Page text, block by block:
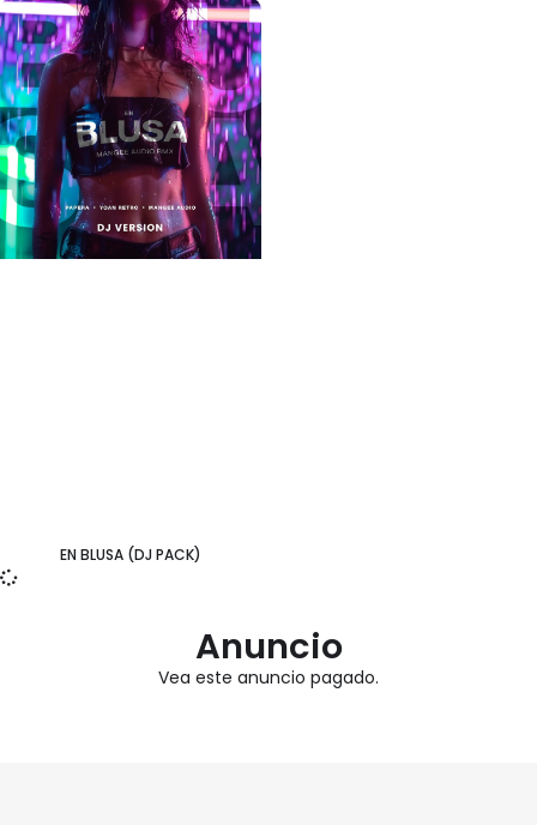
EN BLUSA (DJ PACK)
Anuncio
Vea este anuncio pagado.